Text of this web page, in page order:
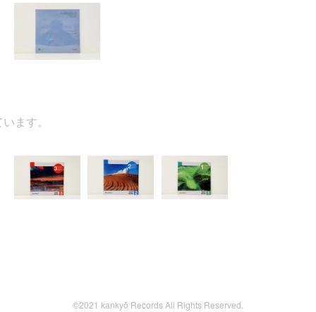
す。
©2021 kankyō Records All Rights Reserved.